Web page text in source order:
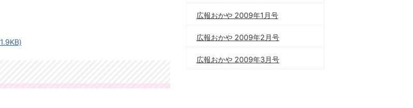
広報おかや 2009年1月号
広報おかや 2009年2月号
広報おかや 2009年3月号